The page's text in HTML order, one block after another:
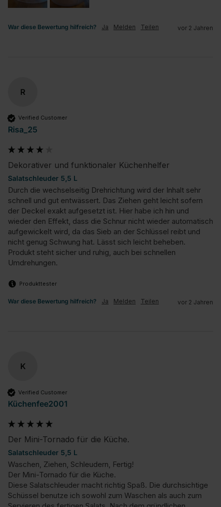
War diese Bewertung hilfreich? Ja Melden Teilen vor 2 Jahren
R
Verified Customer
Risa_25
Dekorativer und funktionaler Küchenhelfer
Salatschleuder 5,5 L
Durch die wechselseitig Drehrichtung wird der Inhalt sehr
schnell und gut entwässert. Das Ziehen geht leicht sofern
der Deckel exakt aufgesetzt ist. Hier habe ich hin und
wieder den Effekt, dass die Schnur nicht wieder automatisch
aufgewickelt wird, da das Sieb an der Schlüssel reibt und
nicht genug Schwung hat. Lässt sich leicht beheben.
Produkt steht sicher und ruhig, auch bei schnellen
Umdrehungen.
Produkttester
War diese Bewertung hilfreich? Ja Melden Teilen vor 2 Jahren
K
Verified Customer
Küchenfee2001
Der Mini-Tornado für die Küche.
Salatschleuder 5,5 L
Waschen, Ziehen, Schleudern, Fertig!
Der Mini-Tornado für die Küche.
Diese Salatschleuder macht richtig Spaß. Die durchsichtige
Schüssel benutze ich sowohl zum Waschen als auch zum